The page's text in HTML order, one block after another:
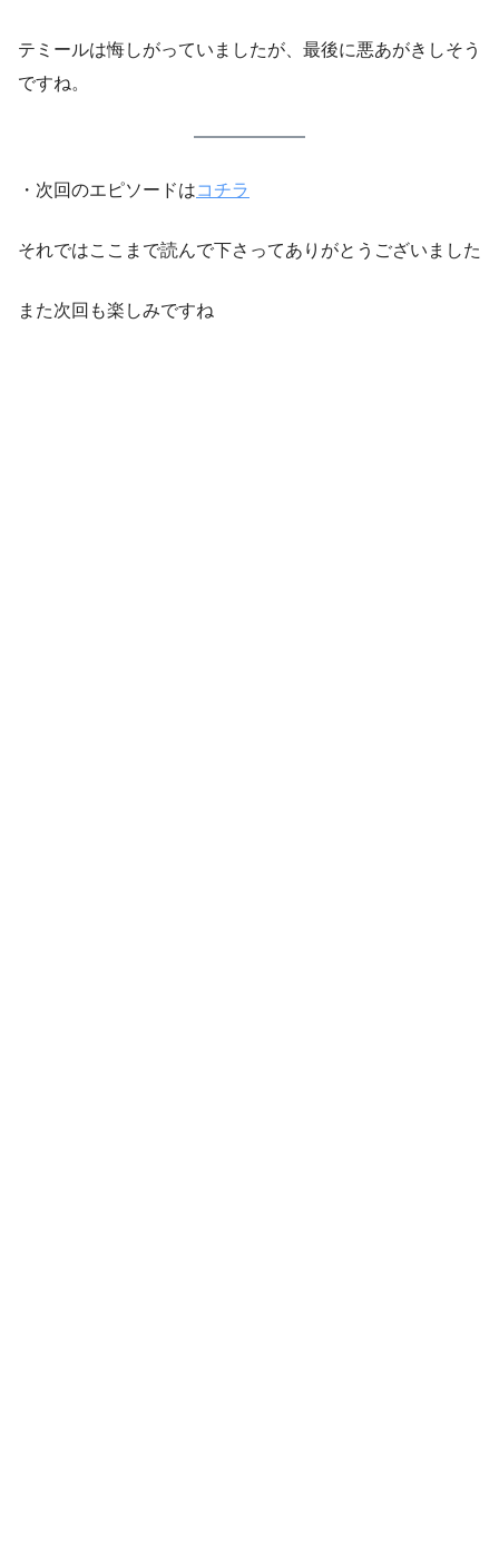
テミールは悔しがっていましたが、最後に悪あがきしそう
ですね。
・次回のエピソードはコチラ
それではここまで読んで下さってありがとうございました
また次回も楽しみですね